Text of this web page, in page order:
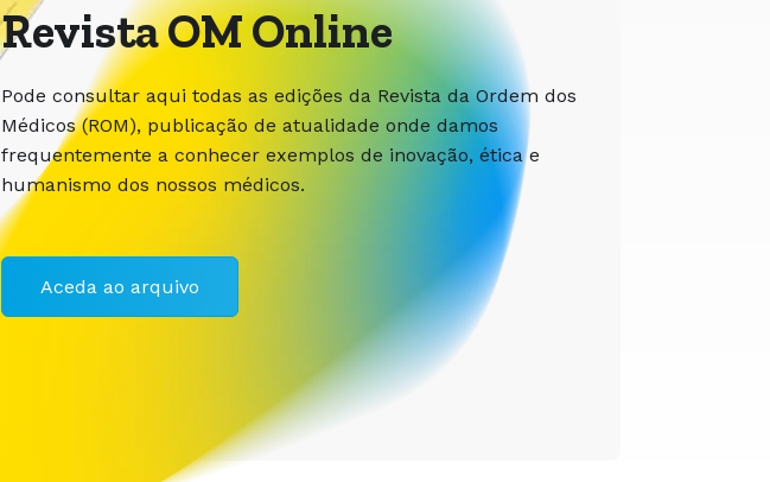
Revista OM Online
Pode consultar aqui todas as edições da Revista da Ordem dos
Médicos (ROM), publicação de atualidade onde damos
frequentemente a conhecer exemplos de inovação, ética e
humanismo dos nossos médicos.
Aceda ao arquivo